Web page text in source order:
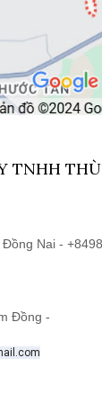
TNHH
Nai -
Đồng -